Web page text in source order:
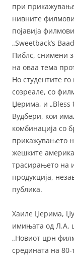
при
нивните
појавија
„Sweetback’s
Пиблс, снимени
на оваа тема
Но студентите
созреале, со
Џерима, и „Bless
Вудбери, кои
комбинација со
прикажувањето
жешките
трасирањето на
продукција,
публика.
Хаиле Џерима,
имињата од Л.А.
„Новиот црн
средината на